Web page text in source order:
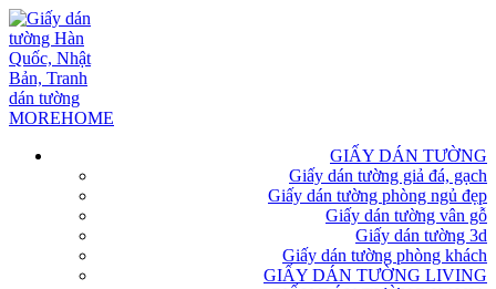
GIẤY DÁN TƯỜNG
Giấy dán tường giả đá, gạch
Giấy dán tường phòng ngủ đẹp
Giấy dán tường vân gỗ
Giấy dán tường 3d
Giấy dán tường phòng khách
GIẤY DÁN TƯỜNG LIVING